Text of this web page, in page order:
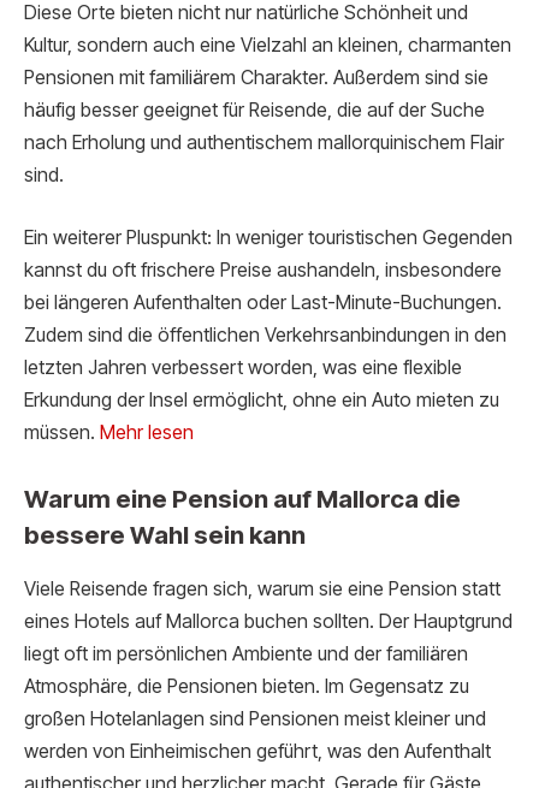
Diese Orte bieten nicht nur natürliche Schönheit und
Kultur, sondern auch eine Vielzahl an kleinen, charmanten
Pensionen mit familiärem Charakter. Außerdem sind sie
häufig besser geeignet für Reisende, die auf der Suche
nach Erholung und authentischem mallorquinischem Flair
sind.
Ein weiterer Pluspunkt: In weniger touristischen Gegenden
kannst du oft frischere Preise aushandeln, insbesondere
bei längeren Aufenthalten oder Last-Minute-Buchungen.
Zudem sind die öffentlichen Verkehrsanbindungen in den
letzten Jahren verbessert worden, was eine flexible
Erkundung der Insel ermöglicht, ohne ein Auto mieten zu
müssen. Mehr lesen
Warum eine Pension auf Mallorca die
bessere Wahl sein kann
Viele Reisende fragen sich, warum sie eine Pension statt
eines Hotels auf Mallorca buchen sollten. Der Hauptgrund
liegt oft im persönlichen Ambiente und der familiären
Atmosphäre, die Pensionen bieten. Im Gegensatz zu
großen Hotelanlagen sind Pensionen meist kleiner und
werden von Einheimischen geführt, was den Aufenthalt
authentischer und herzlicher macht. Gerade für Gäste,